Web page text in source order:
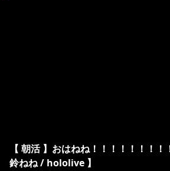
【 朝活 】おはねね！！！！！！！
鈴ねね / hololive 】